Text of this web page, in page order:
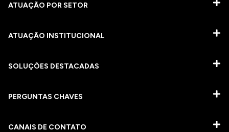
ATUAÇÃO POR SETOR
ATUAÇÃO INSTITUCIONAL
SOLUÇÕES DESTACADAS
PERGUNTAS CHAVES​
CANAIS DE CONTATO